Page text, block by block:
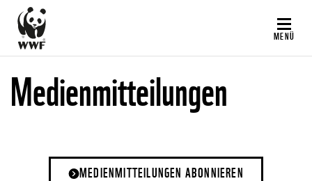
Direkt
zum
Inhalt
MENÜ
Medienmitteilungen
MEDIENMITTEILUNGEN ABONNIEREN